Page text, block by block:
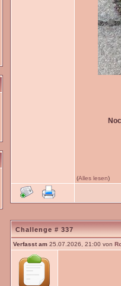
(Alles lesen)
Challenge # 337
Verfasst am25.07.2026, 21:00 von